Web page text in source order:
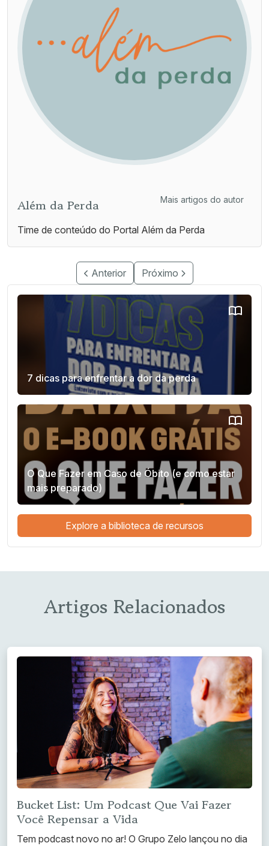
Além da Perda Mais artigos do autor
Time de conteúdo do Portal Além da Perda
Anterior Próximo
7 dicas para enfrentar a dor da perda
O Que Fazer em Caso de Óbito (e como estar
mais preparado)
Explore a biblioteca de recursos
Artigos Relacionados
Bucket List: Um Podcast Que Vai Fazer
Você Repensar a Vida
Tem podcast novo no ar! O Grupo Zelo lançou no dia